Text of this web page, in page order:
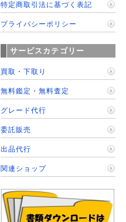
特定商取引法に基づく表記
プライバシーポリシー
サービスカテゴリー
買取・下取り
無料鑑定・無料査定
グレード代行
委託販売
出品代行
関連ショップ